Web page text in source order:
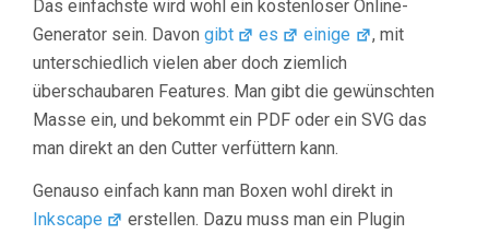
Das einfachste wird wohl ein kostenloser Online-
Generator sein. Davon gibt es einige
, mit
unterschiedlich vielen aber doch ziemlich
überschaubaren Features. Man gibt die gewünschten
Masse ein, und bekommt ein PDF oder ein SVG das
man direkt an den Cutter verfüttern kann.
Genauso einfach kann man Boxen wohl direkt in
Inkscape
erstellen. Dazu muss man ein Plugin